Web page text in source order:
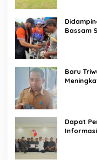
Bassam
Baru
Dapat